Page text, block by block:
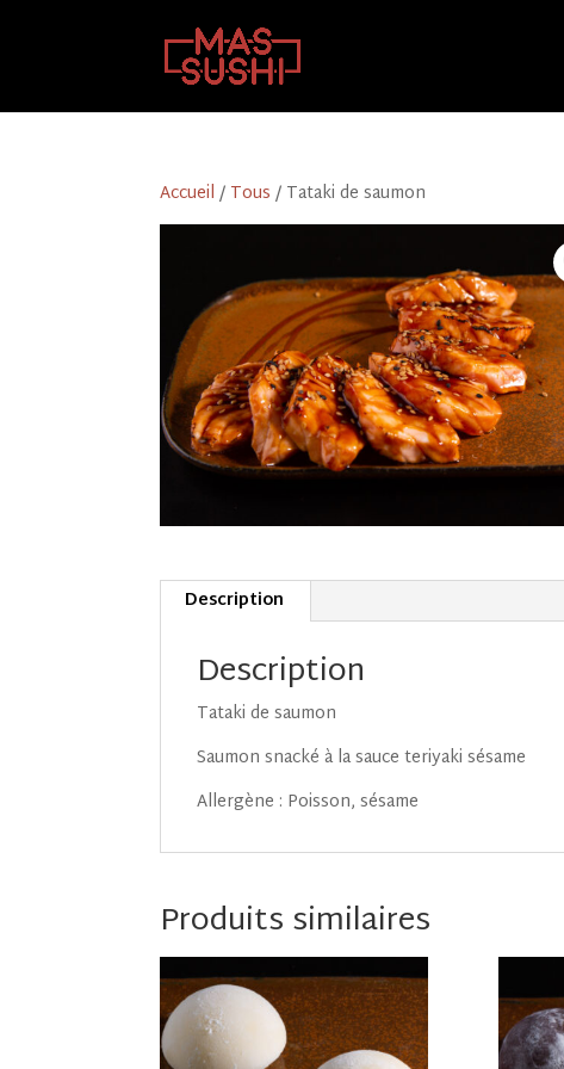
Accueil / Tous / Tataki de saumon
Description
Description
Tataki de saumon
Saumon snacké à la sauce teriyaki sésame
Allergène : Poisson, sésame
Produits similaires